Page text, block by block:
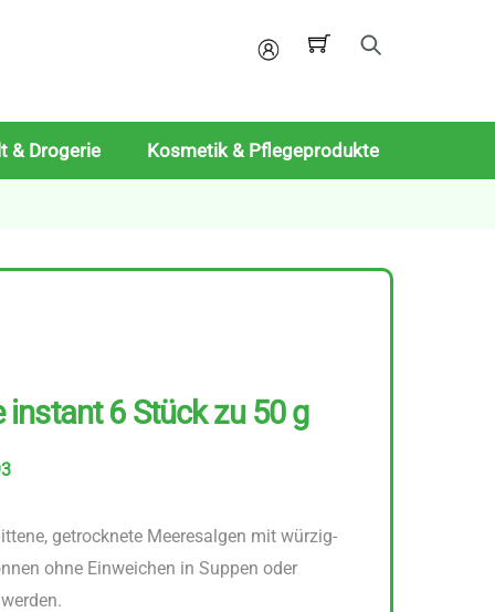
Mein
& Drogerie Kosmetik & Pflegeprodukte
6 Stück zu 50 g
getrocknete Meeresalgen mit würzig-
ohne Einweichen in Suppen oder